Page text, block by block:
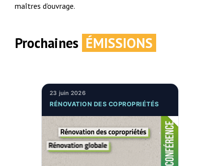
maîtres d’ouvrage.
Prochaines ÉMISSIONS
23 juin 2026
RÉNOVATION DES COPROPRIÉTÉS